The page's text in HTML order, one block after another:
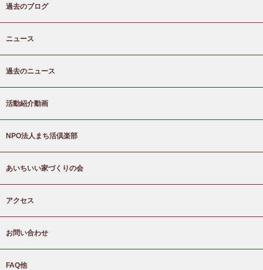
過去のブログ
ニュース
過去のニュース
活動紹介動画
NPO法人まち活倶楽部
あいちいい家づくりの会
アクセス
お問い合わせ
FAQ他